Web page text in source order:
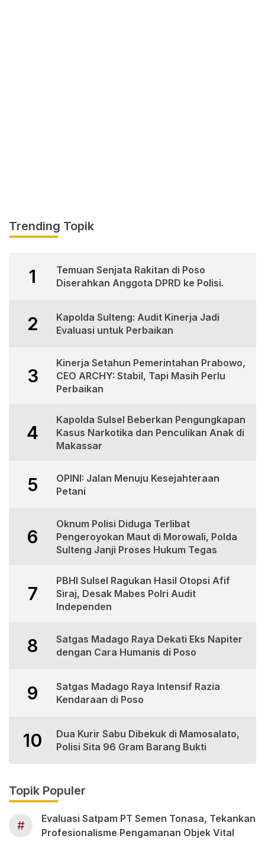
Trending Topik
1
Temuan Senjata Rakitan di Poso
Diserahkan Anggota DPRD ke Polisi.
2
Kapolda Sulteng: Audit Kinerja Jadi
Evaluasi untuk Perbaikan
3
Kinerja Setahun Pemerintahan Prabowo,
CEO ARCHY: Stabil, Tapi Masih Perlu
Perbaikan
4
Kapolda Sulsel Beberkan Pengungkapan
Kasus Narkotika dan Penculikan Anak di
Makassar
5
OPINI: Jalan Menuju Kesejahteraan
Petani
6
Oknum Polisi Diduga Terlibat
Pengeroyokan Maut di Morowali, Polda
Sulteng Janji Proses Hukum Tegas
7
PBHI Sulsel Ragukan Hasil Otopsi Afif
Siraj, Desak Mabes Polri Audit
Independen
8
Satgas Madago Raya Dekati Eks Napiter
dengan Cara Humanis di Poso
9
Satgas Madago Raya Intensif Razia
Kendaraan di Poso
10
Dua Kurir Sabu Dibekuk di Mamosalato,
Polisi Sita 96 Gram Barang Bukti
Topik Populer
#
Evaluasi Satpam PT Semen Tonasa, Tekankan
Profesionalisme Pengamanan Objek Vital